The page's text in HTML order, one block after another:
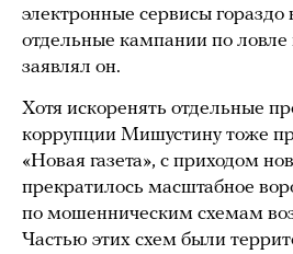
электронные сервисы
отдельные кампании по
заявлял он.
Хотя искоренять отдельные
коррупции Мишустину тоже
«Новая газета», с приходом
прекратилось масштабное
по мошенническим схемам
Частью этих схем были